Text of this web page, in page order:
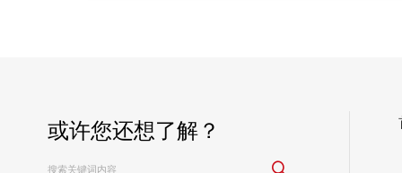
或许您还想了解？
